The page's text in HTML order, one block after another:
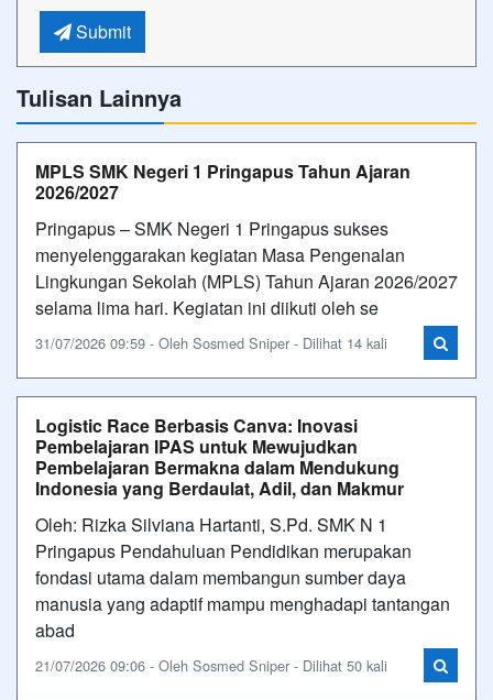
Submit
Tulisan Lainnya
MPLS SMK Negeri 1 Pringapus Tahun Ajaran
2026/2027
Pringapus – SMK Negeri 1 Pringapus sukses
menyelenggarakan kegiatan Masa Pengenalan
Lingkungan Sekolah (MPLS) Tahun Ajaran 2026/2027
selama lima hari. Kegiatan ini diikuti oleh se
31/07/2026 09:59 - Oleh Sosmed Sniper - Dilihat 14 kali
Logistic Race Berbasis Canva: Inovasi
Pembelajaran IPAS untuk Mewujudkan
Pembelajaran Bermakna dalam Mendukung
Indonesia yang Berdaulat, Adil, dan Makmur
Oleh: Rizka Silviana Hartanti, S.Pd. SMK N 1
Pringapus Pendahuluan Pendidikan merupakan
fondasi utama dalam membangun sumber daya
manusia yang adaptif mampu menghadapi tantangan
abad
21/07/2026 09:06 - Oleh Sosmed Sniper - Dilihat 50 kali